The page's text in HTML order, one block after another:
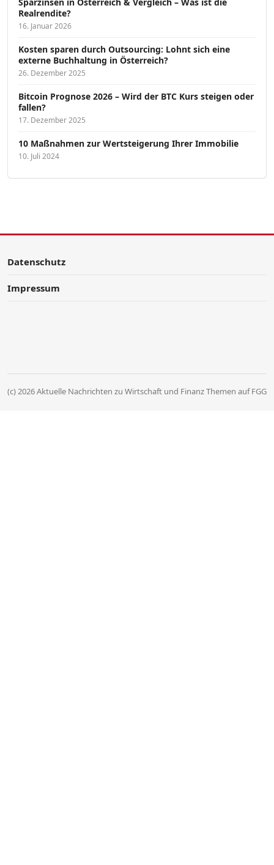
Realrendite?
16. Januar 2026
Kosten sparen durch Outsourcing: Lohnt sich eine
externe Buchhaltung in Österreich?
26. Dezember 2025
Bitcoin Prognose 2026 – Wird der BTC Kurs steigen oder
fallen?
17. Dezember 2025
10 Maßnahmen zur Wertsteigerung Ihrer Immobilie
10. Juli 2024
Datenschutz
Impressum
(c) 2026 Aktuelle Nachrichten zu Wirtschaft und Finanz Themen auf FGG